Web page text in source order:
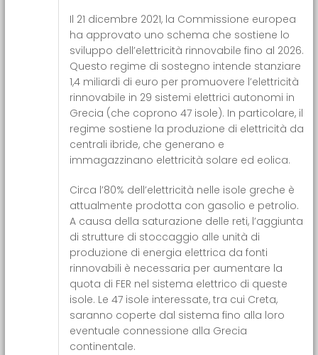
Il 21 dicembre 2021, la Commissione europea
ha approvato uno schema che sostiene lo
sviluppo dell’elettricità rinnovabile fino al 2026.
Questo regime di sostegno intende stanziare
1,4 miliardi di euro per promuovere l’elettricità
rinnovabile in 29 sistemi elettrici autonomi in
Grecia (che coprono 47 isole). In particolare, il
regime sostiene la produzione di elettricità da
centrali ibride, che generano e
immagazzinano elettricità solare ed eolica.
Circa l’80% dell’elettricità nelle isole greche è
attualmente prodotta con gasolio e petrolio.
A causa della saturazione delle reti, l’aggiunta
di strutture di stoccaggio alle unità di
produzione di energia elettrica da fonti
rinnovabili è necessaria per aumentare la
quota di FER nel sistema elettrico di queste
isole. Le 47 isole interessate, tra cui Creta,
saranno coperte dal sistema fino alla loro
eventuale connessione alla Grecia
continentale.